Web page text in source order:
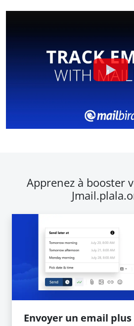
Apprenez à booster
Envoyer un email